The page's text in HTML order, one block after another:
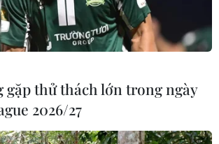
giảm 8.987 ngày giải quyết
chính, tiết kiệm 5.310 tỷ đồng
gặp thử thách lớn trong ngày
2026/27